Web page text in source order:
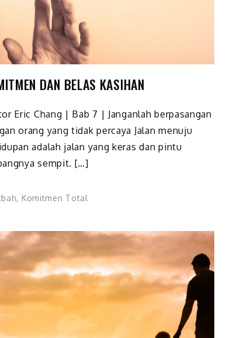
DAN BELAS KASIHAN
Eric Chang | Bab 7 | Janganlah berpasangan
orang yang tidak percaya Jalan menuju
adalah jalan yang keras dan pintu
sempit. […]
, Komitmen Total